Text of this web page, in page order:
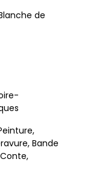
de
Bande